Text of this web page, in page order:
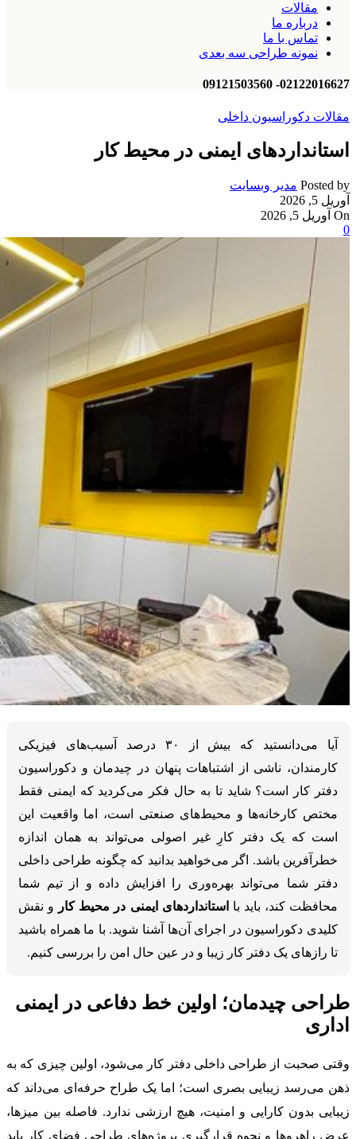
مقالات
درباره ما
تماس با ما
نمونه طراحی سه بعدی
02122016627- 09121503560
مقالات دکوراسیون داخلی
استانداردهای ایمنی در محیط کار
Posted by مدیر وبسایت
آوریل 5, 2026
On آوریل 5, 2026
0
آیا می‌دانستید که بیش از ۳۰ درصد آسیب‌های فیزیکی
کارمندان، ناشی از اشتباهات پنهان در چیدمان و دکوراسیون
دفتر کار است؟ شاید تا به حال فکر می‌کردید که ایمنی فقط
مختص کارخانه‌ها و محیط‌های صنعتی است، اما واقعیت این
است که یک دفتر کارِ غیر اصولی می‌تواند به همان اندازه
خطرآفرین باشد. اگر می‌خواهید بدانید که چگونه طراحی داخلی
دفتر شما می‌تواند بهره‌وری را افزایش داده و از تیم شما
محافظت کند، باید با استانداردهای ایمنی در محیط کار
و نقش
کلیدی دکوراسیون در اجرای آن‌ها آشنا شوید. با ما همراه باشید
تا رازهای یک دفتر کار زیبا و در عین حال امن را بررسی کنیم.
طراحی چیدمان؛ اولین خط دفاعی در ایمنی
اداری
وقتی صحبت از طراحی داخلی دفتر کار می‌شود، اولین چیزی که به
ذهن می‌رسد زیبایی بصری است؛ اما یک طراح حرفه‌ای می‌داند که
زیبایی بدون کارایی و امنیت، هیچ ارزشی ندارد. فاصله بین میزها،
عرض راهروها و نحوه قرارگیری پروژه‌های طراحی فضای کار باید